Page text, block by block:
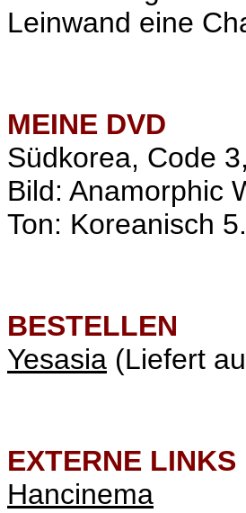
Leinwand eine
MEINE DVD
Südkorea, Code
Bild: Anamorphic
Ton: Koreanisch
BESTELLEN
Yesasia (Liefert
EXTERNE LINKS
Hancinema